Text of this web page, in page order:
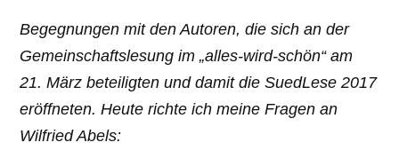
Begegnungen mit den Autoren, die sich an der
Gemeinschaftslesung im „alles-wird-schön“ am
21. März beteiligten und damit die SuedLese 2017
eröffneten. Heute richte ich meine Fragen an
Wilfried Abels: